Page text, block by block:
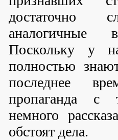
аналогичные
Поскольку у
полностью
последнее
пропаганда
немного
обстоят дела.